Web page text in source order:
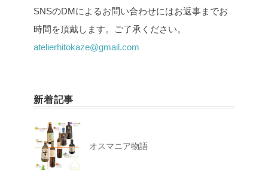
SNSのDMによるお問い合わせにはお返事までお
時間を頂戴します。ご了承ください。
atelierhitokaze@gmail.com
新着記事
オスマニア物語